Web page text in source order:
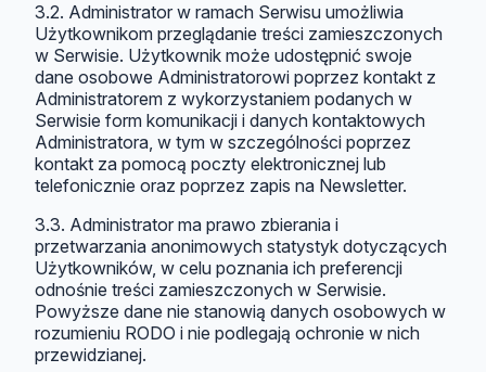
3.2. Administrator w ramach Serwisu umożliwia
Użytkownikom przeglądanie treści zamieszczonych
w Serwisie. Użytkownik może udostępnić swoje
dane osobowe Administratorowi poprzez kontakt z
Administratorem z wykorzystaniem podanych w
Serwisie form komunikacji i danych kontaktowych
Administratora, w tym w szczególności poprzez
kontakt za pomocą poczty elektronicznej lub
telefonicznie oraz poprzez zapis na Newsletter.
3.3. Administrator ma prawo zbierania i
przetwarzania anonimowych statystyk dotyczących
Użytkowników, w celu poznania ich preferencji
odnośnie treści zamieszczonych w Serwisie.
Powyższe dane nie stanowią danych osobowych w
rozumieniu RODO i nie podlegają ochronie w nich
przewidzianej.